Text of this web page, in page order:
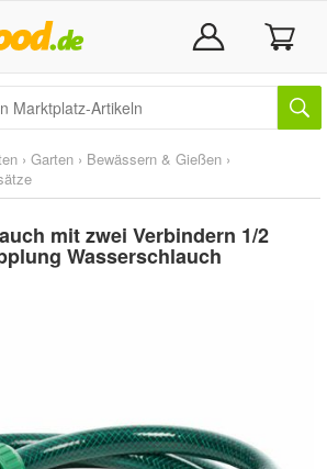
› Garten › Bewässern & Gießen ›
mit zwei Verbindern 1/2
Wasserschlauch